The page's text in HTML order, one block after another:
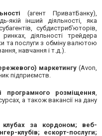
(агент ПриватБанку),
якій інший діяльності, яка
субдистриб’юторів,
діяльності трейдера
та послуги з обміну валютою
навчання і т.д.).
маркетингу(Avon,
підприємств.
програмного розміщення,
а також вакансії на дану
клубах за кордоном; веб-
клубів; ескорт-послуги;